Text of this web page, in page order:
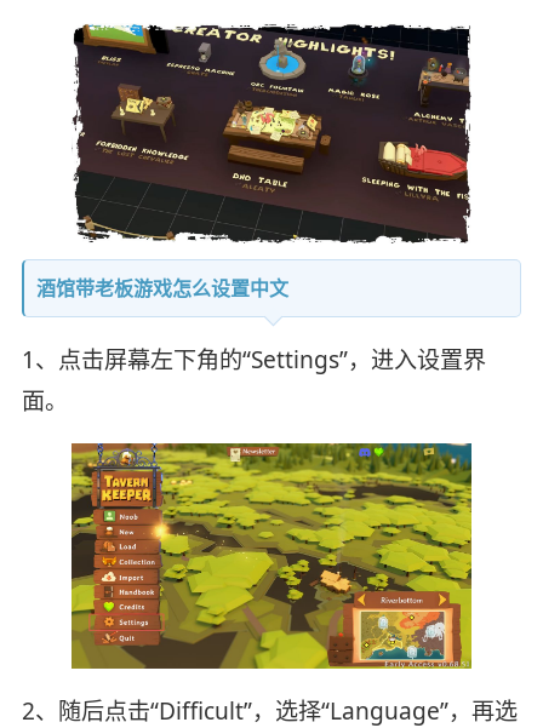
酒馆带老板游戏怎么设置中文
1、点击屏幕左下角的“Settings”，进入设置界
面。
2、随后点击“Difficult”，选择“Language”，再选